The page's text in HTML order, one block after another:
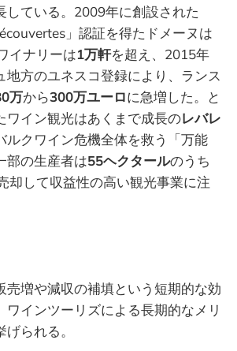
している。2009年に創設された
」認証を得たドメーヌは
イナリーは1万軒を超え、2015年
地方のユネスコ登録により、ランス
万から300万ユーロに急増した。と
ワイン観光はあくまで成長のレバレ
ルクワイン危機全体を救う「万能
部の生産者は55ヘクタールのうち
却して収益性の高い観光事業に注
売増や減収の補填という短期的な効
ワインツーリズによる長期的なメリ
られる。